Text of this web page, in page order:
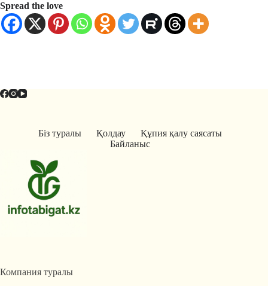
Spread the love
Біз туралы Қолдау
Құпия қалу саясаты
Байланыс
Компания туралы